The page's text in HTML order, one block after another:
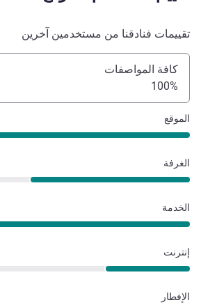
تقييمات فنادقنا من مستخدمين آخرين
كافة المواصفات
100%
الموقع
الغرفة
الخدمة
إنترنت
الإفطار